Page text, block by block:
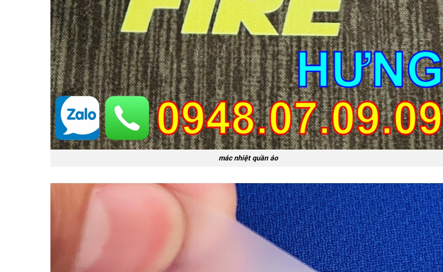
mác nhiệt quần áo